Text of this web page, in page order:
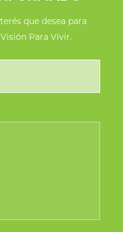
que desea para
Para Vivir.